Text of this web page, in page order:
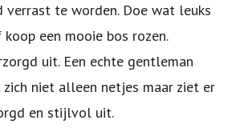
verrast te worden. Doe wat leuks
een mooie bos rozen.
uit. Een echte gentleman
niet alleen netjes maar ziet er
en stijlvol uit.